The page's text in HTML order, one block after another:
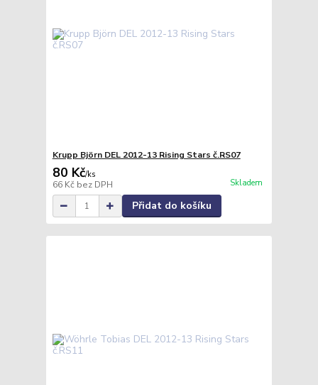
Krupp Björn DEL 2012-13 Rising Stars č.RS07
80 Kč/ks
66 Kč bez DPH Skladem
Přidat do košíku